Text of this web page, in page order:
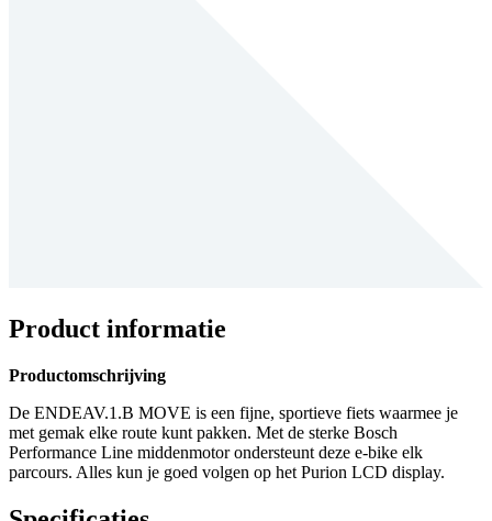
Product informatie
Productomschrijving
De ENDEAV.1.B MOVE is een fijne, sportieve fiets waarmee je
met gemak elke route kunt pakken. Met de sterke Bosch
Performance Line middenmotor ondersteunt deze e-bike elk
parcours. Alles kun je goed volgen op het Purion LCD display.